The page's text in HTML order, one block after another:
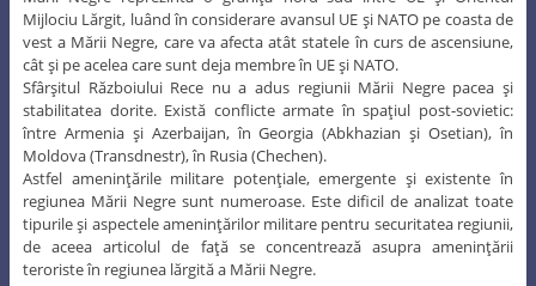
Mijlociu Lărgit, luând în considerare avansul UE şi NATO pe coasta de
vest a Mării Negre, care va afecta atât statele în curs de ascensiune,
cât şi pe acelea care sunt deja membre în UE şi NATO.
Sfârşitul Războiului Rece nu a adus regiunii Mării Negre pacea şi
stabilitatea dorite. Există conflicte armate în spaţiul post-sovietic:
între Armenia şi Azerbaijan, în Georgia (Abkhazian şi Osetian), în
Moldova (Transdnestr), în Rusia (Chechen).
Astfel ameninţările militare potenţiale, emergente şi existente în
regiunea Mării Negre sunt numeroase. Este dificil de analizat toate
tipurile şi aspectele ameninţărilor militare pentru securitatea regiunii,
de aceea articolul de faţă se concentrează asupra ameninţării
teroriste în regiunea lărgită a Mării Negre.